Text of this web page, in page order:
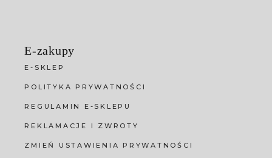
E-zakupy
E-SKLEP
POLITYKA PRYWATNOŚCI
REGULAMIN E-SKLEPU
REKLAMACJE I ZWROTY
ZMIEŃ USTAWIENIA PRYWATNOŚCI